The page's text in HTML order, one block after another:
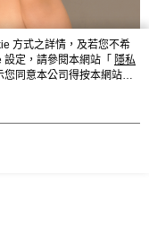
方式之詳情，及若您不希
定，請參閱本網站「 隱私
同意本公司得按本網站使